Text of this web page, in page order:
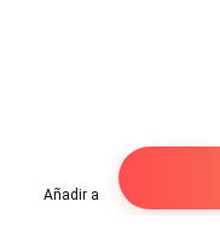
Añadir a